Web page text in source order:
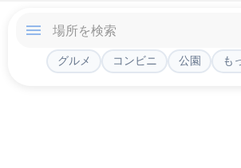
グルメ コンビニ 公園 も